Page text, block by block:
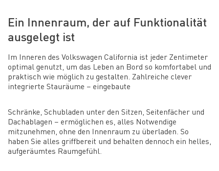
Ein Innenraum, der auf Funktionalität
ausgelegt ist
Im Inneren des Volkswagen California ist jeder Zentimeter
optimal genutzt, um das Leben an Bord so komfortabel und
praktisch wie möglich zu gestalten. Zahlreiche clever
integrierte Stauräume – eingebaute
Schränke, Schubladen unter den Sitzen, Seitenfächer und
Dachablagen – ermöglichen es, alles Notwendige
mitzunehmen, ohne den Innenraum zu überladen. So
haben Sie alles griffbereit und behalten dennoch ein helles,
aufgeräumtes Raumgefühl.